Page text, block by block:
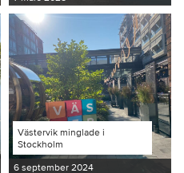
Västervik minglade i
Stockholm
6 september 2024